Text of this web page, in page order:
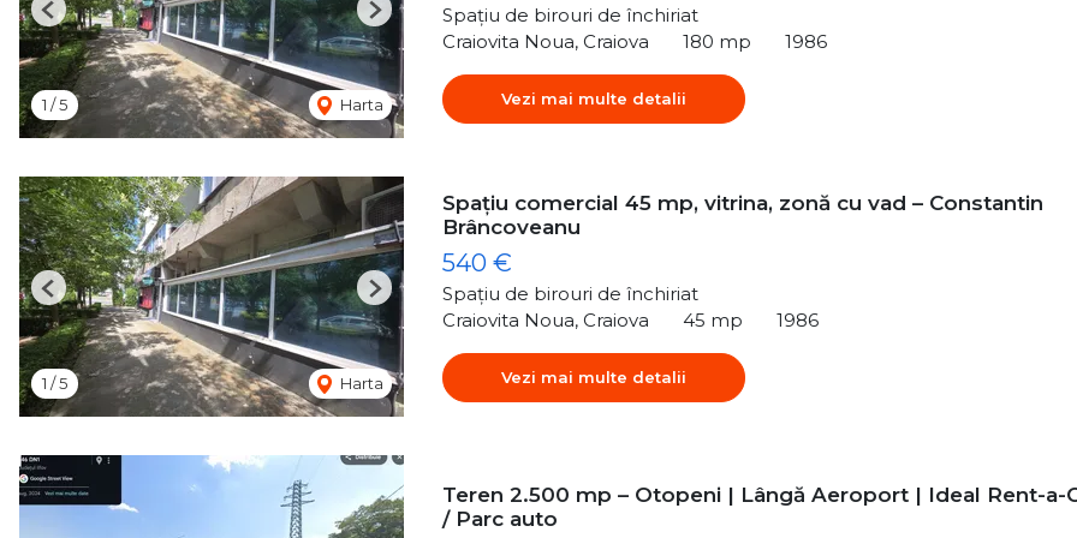
1 /5 Harta
Previous Next
Spațiu de birouri de închiriat
Craiovita Noua, Craiova
180 mp 1986
Vezi mai multe detalii
1 /5 Harta
Previous Next
Spațiu comercial 45 mp, vitrina, zonă cu vad – Constantin
Brâncoveanu
540 €
Spațiu de birouri de închiriat
Craiovita Noua, Craiova
45 mp 1986
Vezi mai multe detalii
Teren 2.500 mp – Otopeni | Lângă Aeroport | Ideal Rent-a-
/ Parc auto